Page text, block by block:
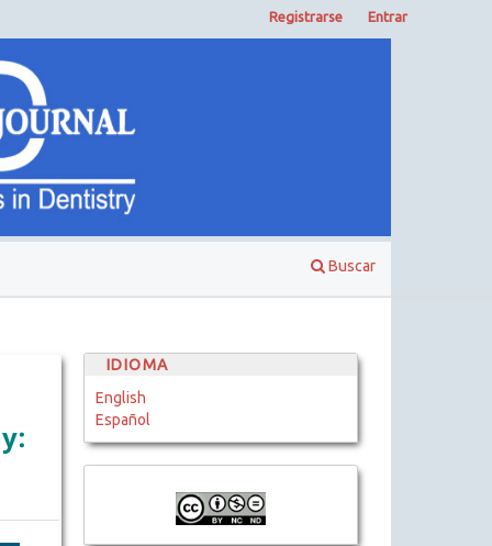
Buscar
Registrarse Entrar
IDIOMA
English
Español